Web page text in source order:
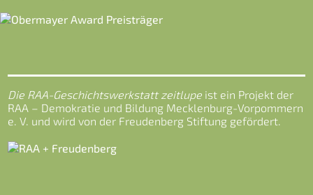
Die RAA-Geschichtswerkstatt zeitlupe ist ein Projekt der
RAA – Demokratie und Bildung Mecklenburg-Vorpommern
e. V. und wird von der Freudenberg Stiftung gefördert.